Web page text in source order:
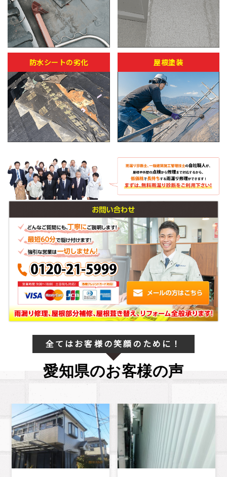
防水シートの劣化 屋根塗装
全てはお客様の笑顔のために！
愛知県のお客様の声